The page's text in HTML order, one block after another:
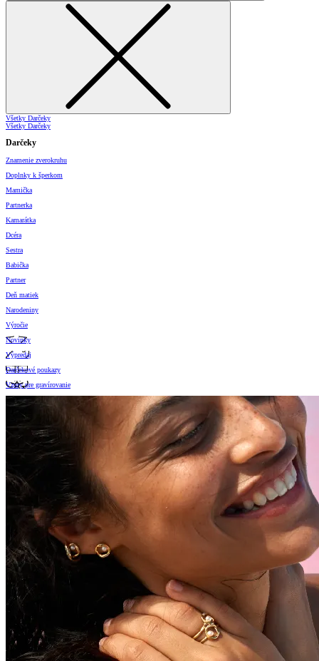
Všetky Darčeky
Všetky Darčeky
Darčeky
Znamenie zverokruhu
Doplnky k šperkom
Mamička
Partnerka
Kamarátka
Dcéra
Sestra
Babička
Partner
Deň matiek
Narodeniny
Výročie
Novinky
Výpredaj
Darčekové poukazy
Vzory pre gravírovanie